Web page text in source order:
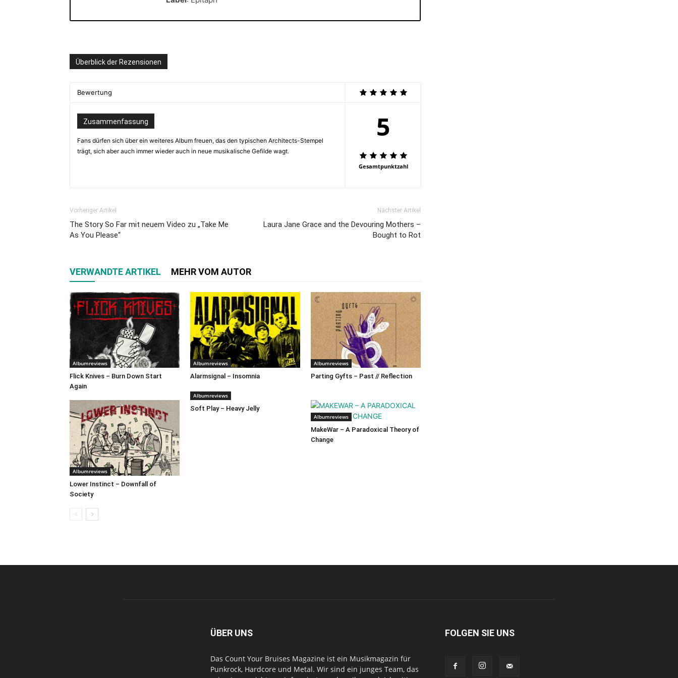
Überblick der Rezensionen
Bewertung
Zusammenfassung
Fans dürfen sich über ein weiteres Album freuen, das den typischen Architects-Stempel
trägt, sich aber auch immer wieder auch in neue musikalische Gefilde wagt.
5
Gesamtpunktzahl
Vorheriger Artikel
The Story So Far mit neuem Video zu „Take Me
As You Please“
Nächster Artikel
Laura Jane Grace and the Devouring Mothers –
Bought to Rot
VERWANDTE ARTIKEL MEHR VOM AUTOR
Albumreviews
Flick Knives – Burn Down Start
Again
Albumreviews
Alarmsignal – Insomnia
Albumreviews
Parting Gyfts – Past // Reflection
Albumreviews
Lower Instinct – Downfall of
Society
Albumreviews
Soft Play – Heavy Jelly
Albumreviews
MakeWar – A Paradoxical Theory of
Change
ÜBER UNS
Das Count Your Bruises Magazine ist ein Musikmagazin für
Punkrock, Hardcore und Metal. Wir sind ein junges Team, das
FOLGEN SIE UNS